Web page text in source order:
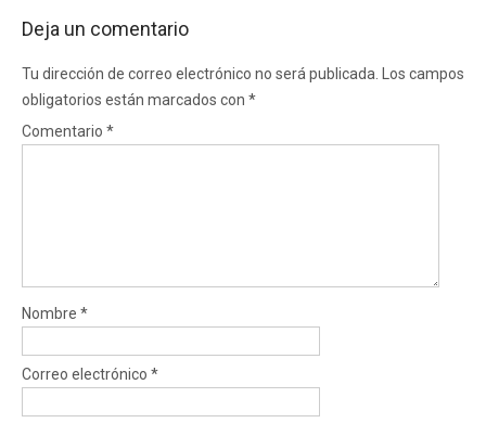
Deja un comentario
Tu dirección de correo electrónico no será publicada.
Los campos
obligatorios están marcados con *
Comentario *
Nombre *
Correo electrónico *